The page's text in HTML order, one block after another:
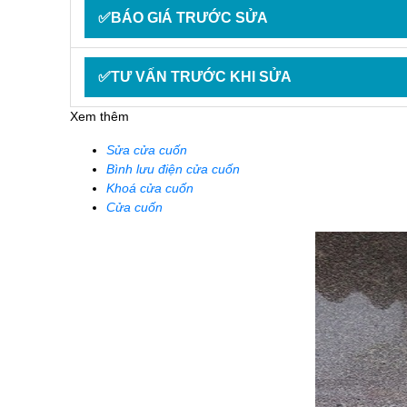
✅BÁO GIÁ TRƯỚC SỬA
✅TƯ VẤN TRƯỚC KHI SỬA
Xem thêm
Sửa cửa cuốn
Bình lưu điện cửa cuốn
Khoá cửa cuốn
Cửa cuốn